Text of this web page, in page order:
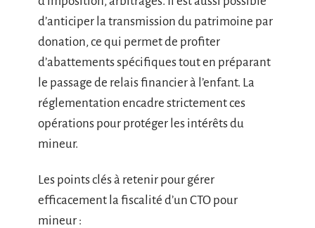
d’anticiper la transmission du patrimoine par
donation, ce qui permet de profiter
d’abattements spécifiques tout en préparant
le passage de relais financier à l’enfant. La
réglementation encadre strictement ces
opérations pour protéger les intérêts du
mineur.
Les points clés à retenir pour gérer
efficacement la fiscalité d’un CTO pour
mineur :